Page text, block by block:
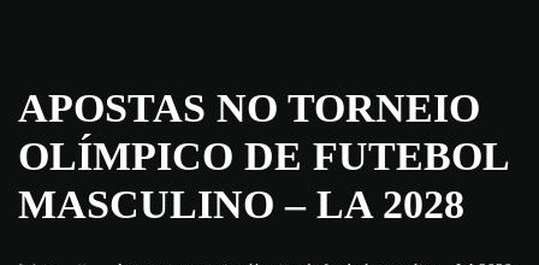
to
main
content
APOSTAS NO TORNEIO
OLÍMPICO DE FUTEBOL
MASCULINO – LA 2028